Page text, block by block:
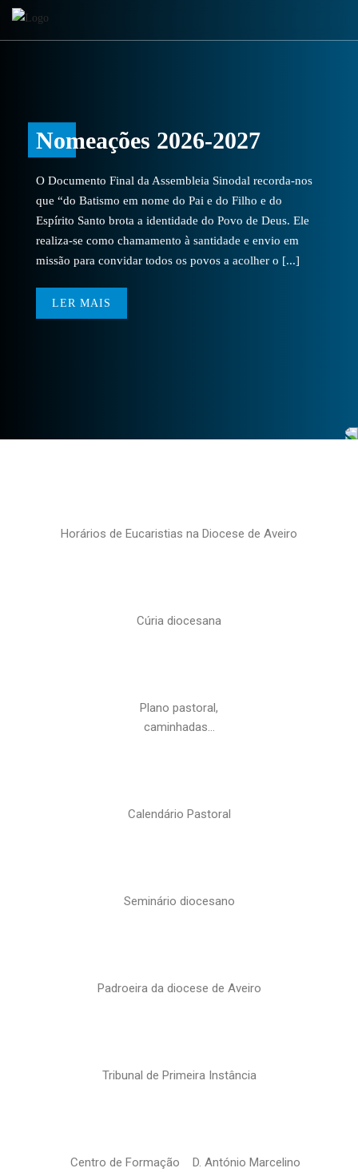
Nomeações 2026-2027
O Documento Final da Assembleia Sinodal recorda-nos
que “do Batismo em nome do Pai e do Filho e do
Espírito Santo brota a identidade do Povo de Deus. Ele
realiza-se como chamamento à santidade e envio em
missão para convidar todos os povos a acolher o [...]
LER MAIS
Horários de Eucaristias na Diocese de Aveiro
Cúria diocesana
Plano pastoral,
caminhadas…
Calendário Pastoral
Seminário diocesano
Padroeira da diocese de Aveiro
Tribunal de Primeira Instância
Centro de Formação D. António Marcelino